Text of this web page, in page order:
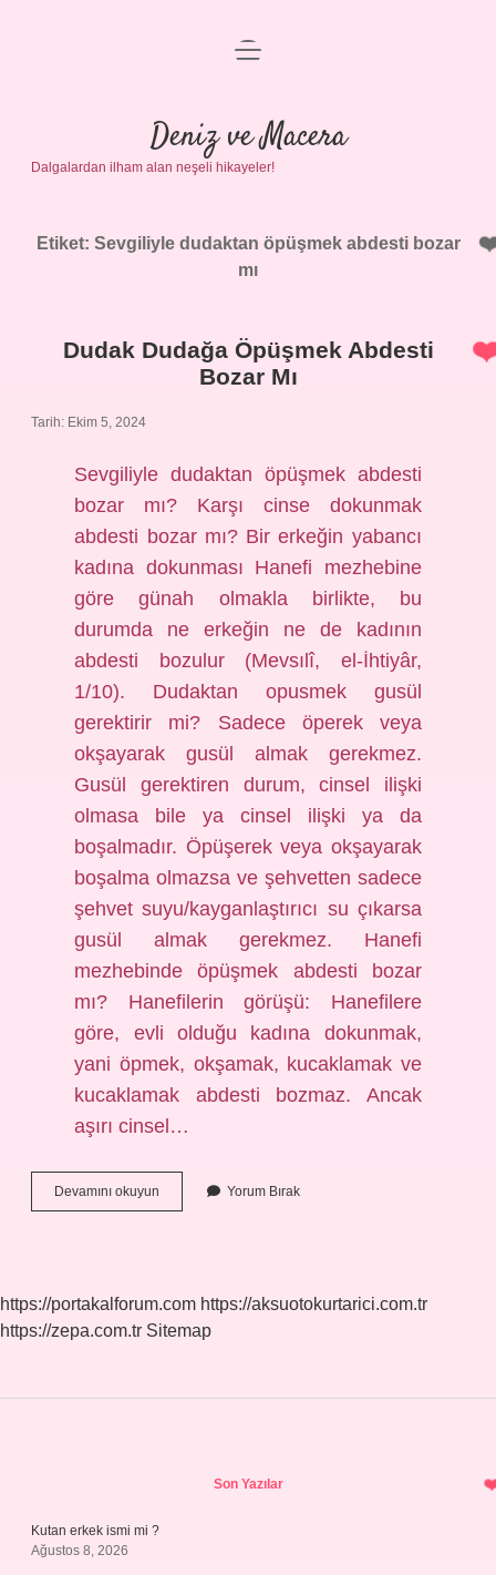
Anasayfa
Gizlilik Politikası
Yasal Uyarı
menüyü
Deniz ve Macera
Dalgalardan ilham alan neşeli hikayeler!
Etiket: Sevgiliyle dudaktan öpüşmek abdesti bozar
mı
Dudak Dudağa Öpüşmek Abdesti
Bozar Mı
Tarih: Ekim 5, 2024
Sevgiliyle dudaktan öpüşmek abdesti
bozar mı? Karşı cinse dokunmak
abdesti bozar mı? Bir erkeğin yabancı
kadına dokunması Hanefi mezhebine
göre günah olmakla birlikte, bu
durumda ne erkeğin ne de kadının
abdesti bozulur (Mevsılî, el-İhtiyâr,
1/10). Dudaktan opusmek gusül
gerektirir mi? Sadece öperek veya
okşayarak gusül almak gerekmez.
Gusül gerektiren durum, cinsel ilişki
olmasa bile ya cinsel ilişki ya da
boşalmadır. Öpüşerek veya okşayarak
boşalma olmazsa ve şehvetten sadece
şehvet suyu/kayganlaştırıcı su çıkarsa
gusül almak gerekmez. Hanefi
mezhebinde öpüşmek abdesti bozar
mı? Hanefilerin görüşü: Hanefilere
göre, evli olduğu kadına dokunmak,
yani öpmek, okşamak, kucaklamak ve
kucaklamak abdesti bozmaz. Ancak
aşırı cinsel…
Devamını okuyun
Dudağa
Yorum Bırak
https://portakalforum.com https://aksuotokurtarici.com.tr
https://zepa.com.tr Sitemap
Son Yazılar
Kutan erkek ismi mi ?
Ağustos 8, 2026